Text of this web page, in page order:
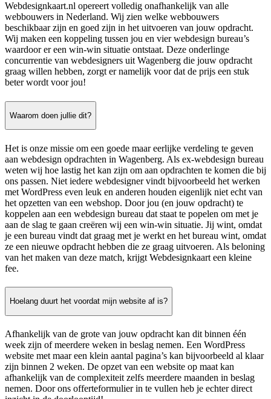
Webdesignkaart.nl opereert volledig onafhankelijk van alle
webbouwers in Nederland. Wij zien welke webbouwers
beschikbaar zijn en goed zijn in het uitvoeren van jouw opdracht.
Wij maken een koppeling tussen jou en vier webdesign bureau’s
waardoor er een win-win situatie ontstaat. Deze onderlinge
concurrentie van webdesigners uit Wagenberg die jouw opdracht
graag willen hebben, zorgt er namelijk voor dat de prijs een stuk
beter wordt voor jou!
Waarom doen jullie dit?
Het is onze missie om een goede maar eerlijke verdeling te geven
aan webdesign opdrachten in Wagenberg. Als ex-webdesign bureau
weten wij hoe lastig het kan zijn om aan opdrachten te komen die bij
ons passen. Niet iedere webdesigner vindt bijvoorbeeld het werken
met WordPress even leuk en anderen houden eigenlijk niet echt van
het opzetten van een webshop. Door jou (en jouw opdracht) te
koppelen aan een webdesign bureau dat staat te popelen om met je
aan de slag te gaan creëren wij een win-win situatie. Jij wint, omdat
je een bureau vindt dat graag met je werkt en het bureau wint, omdat
ze een nieuwe opdracht hebben die ze graag uitvoeren. Als beloning
van het maken van deze match, krijgt Webdesignkaart een kleine
fee.
Hoelang duurt het voordat mijn website af is?
Afhankelijk van de grote van jouw opdracht kan dit binnen één
week zijn of meerdere weken in beslag nemen. Een WordPress
website met maar een klein aantal pagina’s kan bijvoorbeeld al klaar
zijn binnen 2 weken. De opzet van een website op maat kan
afhankelijk van de complexiteit zelfs meerdere maanden in beslag
nemen. Door ons offerteformulier in te vullen heb je echter direct